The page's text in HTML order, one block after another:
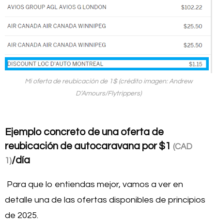
Mi oferta de reubicación de 1$ (crédito imagen: Andrew
D’Amours/Flytrippers)
Ejemplo concreto de una oferta de
reubicación de autocaravana por$1 (CAD
1)/día
Para que lo entiendas mejor, vamos a ver en
detalle una de las ofertas disponibles de principios
de 2025.